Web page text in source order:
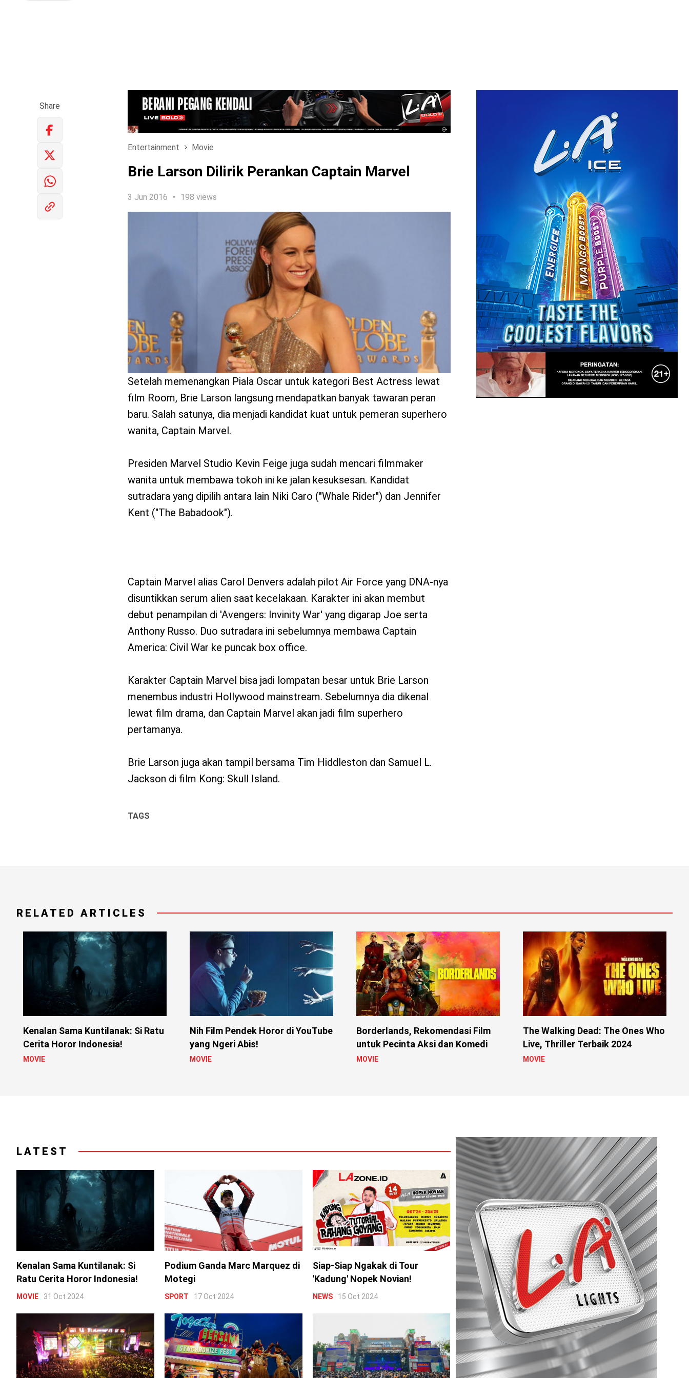
LOGIN
Share
Entertainment Movie
Brie Larson Dilirik Perankan Captain Marvel
3 Jun 2016 198 views
Setelah memenangkan Piala Oscar untuk kategori Best Actress lewat
film Room, Brie Larson langsung mendapatkan banyak tawaran peran
baru. Salah satunya, dia menjadi kandidat kuat untuk pemeran superhero
wanita, Captain Marvel.
Presiden Marvel Studio Kevin Feige juga sudah mencari filmmaker
wanita untuk membawa tokoh ini ke jalan kesuksesan. Kandidat
sutradara yang dipilih antara lain Niki Caro ("Whale Rider") dan Jennifer
Kent ("The Babadook").
Captain Marvel alias Carol Denvers adalah pilot Air Force yang DNA-nya
disuntikkan serum alien saat kecelakaan. Karakter ini akan membut
debut penampilan di 'Avengers: Invinity War' yang digarap Joe serta
Anthony Russo. Duo sutradara ini sebelumnya membawa Captain
America: Civil War ke puncak box office.
Karakter Captain Marvel bisa jadi lompatan besar untuk Brie Larson
menembus industri Hollywood mainstream. Sebelumnya dia dikenal
lewat film drama, dan Captain Marvel akan jadi film superhero
pertamanya.
Brie Larson juga akan tampil bersama Tim Hiddleston dan Samuel L.
Jackson di film Kong: Skull Island.
TAGS
RELATED ARTICLES
Kenalan Sama Kuntilanak: Si Ratu
Cerita Horor Indonesia!
MOVIE
Nih Film Pendek Horor di YouTube
yang Ngeri Abis!
MOVIE
Borderlands, Rekomendasi Film
untuk Pecinta Aksi dan Komedi
MOVIE
The Walking Dead: The Ones Who
Live, Thriller Terbaik 2024
MOVIE
LATEST
Kenalan Sama Kuntilanak: Si
Ratu Cerita Horor Indonesia!
MOVIE 31 Oct 2024
Podium Ganda Marc Marquez di
Motegi
SPORT 17 Oct 2024
Siap-Siap Ngakak di Tour
'Kadung' Nopek Novian!
NEWS 15 Oct 2024